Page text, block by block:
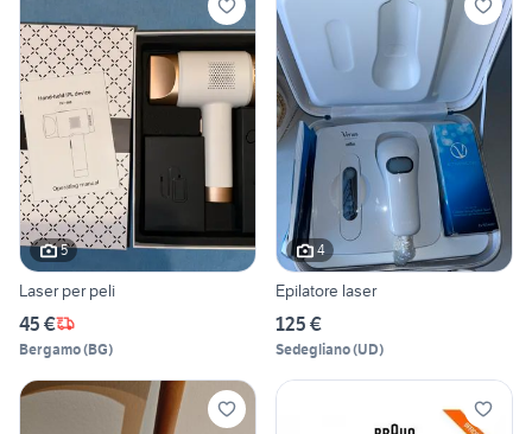
5
Laser per peli
45 €
Bergamo(BG)
4
Epilatore laser
125 €
Sedegliano(UD)